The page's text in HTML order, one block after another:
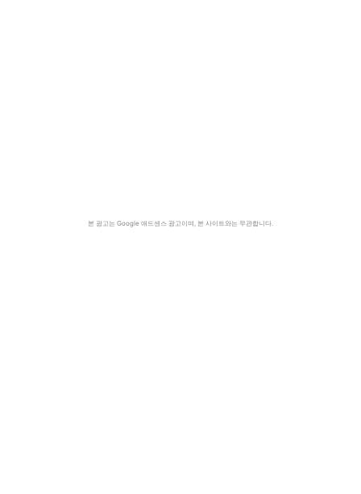
본 광고는 Google 애드센스 광고이며, 본 사이트와는 무관합니다.